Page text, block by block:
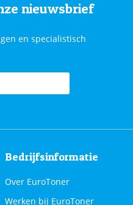
nieuwsbrief
en specialistisch
Bedrijfsinformatie
Over EuroToner
Werken bij EuroToner